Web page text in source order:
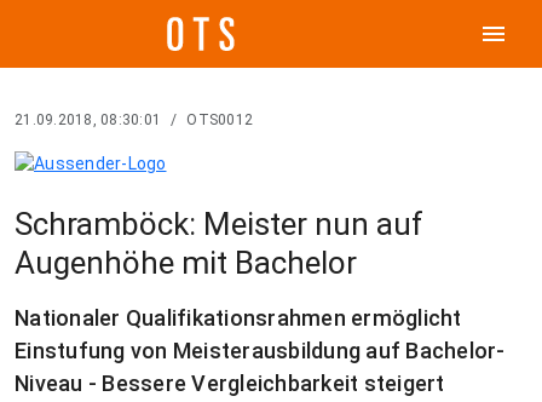
menu
21.09.2018, 08:30:01 / OTS0012
Schramböck: Meister nun auf
Augenhöhe mit Bachelor
Nationaler Qualifikationsrahmen ermöglicht
Einstufung von Meisterausbildung auf Bachelor-
Niveau - Bessere Vergleichbarkeit steigert